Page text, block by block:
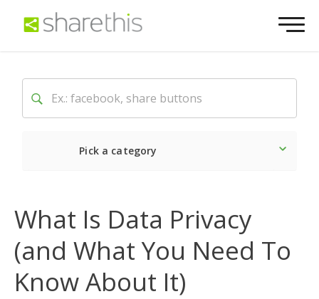
Pick a category
What Is Data Privacy
(and What You Need To
Know About It)